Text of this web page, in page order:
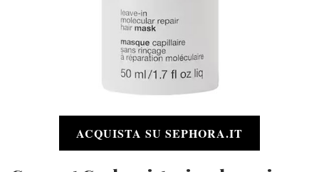
ACQUISTA SU SEPHORA.IT